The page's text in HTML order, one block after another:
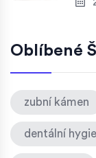
Oblíbené
zubní kámen
dentální